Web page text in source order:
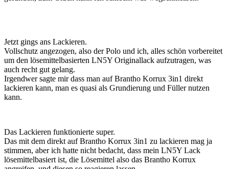
Jetzt gings ans Lackieren.
Vollschutz angezogen, also der Polo und ich, alles schön vorbereitet
um den lösemittelbasierten LN5Y Originallack aufzutragen, was
auch recht gut gelang.
Irgendwer sagte mir dass man auf Brantho Korrux 3in1 direkt
lackieren kann, man es quasi als Grundierung und Füller nutzen
kann.
Das Lackieren funktionierte super.
Das mit dem direkt auf Brantho Korrux 3in1 zu lackieren mag ja
stimmen, aber ich hatte nicht bedacht, dass mein LN5Y Lack
lösemittelbasiert ist, die Lösemittel also das Brantho Korrux